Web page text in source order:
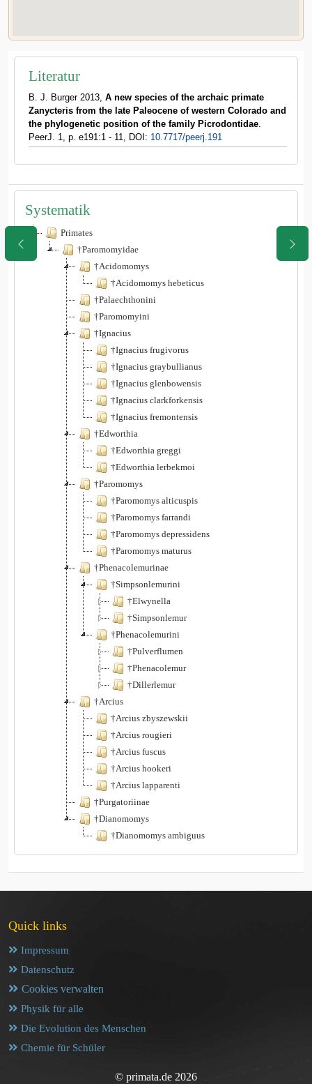
Literatur
B. J. Burger 2013, A new species of the archaic primate
Zanycteris from the late Paleocene of western Colorado and
the phylogenetic position of the family Picrodontidae.
PeerJ. 1, p. e191:1 - 11, DOI: 10.7717/peerj.191
Systematik
Primates
†Paromomyidae
†Acidomomys
†Acidomomys hebeticus
†Palaechthonini
†Paromomyini
†Ignacius
†Ignacius frugivorus
†Ignacius graybullianus
†Ignacius glenbowensis
†Ignacius clarkforkensis
†Ignacius fremontensis
†Edworthia
†Edworthia greggi
†Edworthia lerbekmoi
†Paromomys
†Paromomys alticuspis
†Paromomys farrandi
†Paromomys depressidens
†Paromomys maturus
†Phenacolemurinae
†Simpsonlemurini
†Elwynella
†Simpsonlemur
†Phenacolemurini
†Pulverflumen
†Phenacolemur
†Dillerlemur
†Arcius
†Arcius zbyszewskii
†Arcius rougieri
†Arcius fuscus
†Arcius hookeri
†Arcius lapparenti
†Purgatoriinae
†Dianomomys
†Dianomomys ambiguus
Quick links
Impressum
Datenschutz
Cookies verwalten
Physik für alle
Die Evolution des Menschen
Chemie für Schüler
© primata.de 2026